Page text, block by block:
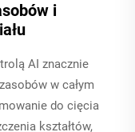
i
AI znacznie
w całym
do cięcia
kształtów,